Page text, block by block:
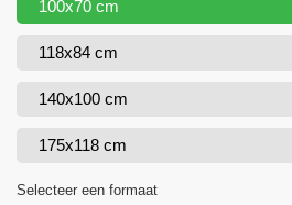
100x70 cm
118x84 cm
140x100 cm
175x118 cm
Selecteer een formaat